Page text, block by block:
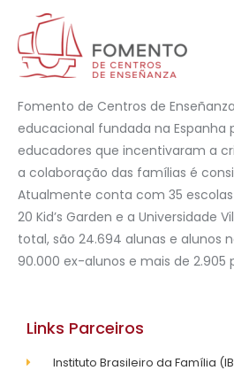
Fomento de Centros de
educacional fundada na Espanha
educadores que incentivaram a
a colaboração das famílias é
Atualmente conta com 35 escolas
20 Kid’s Garden e a Universidade
total, são 24.694 alunas e alunos
90.000 ex-alunos e mais de 2.905
Links Parceiros
Instituto Brasileiro da Família